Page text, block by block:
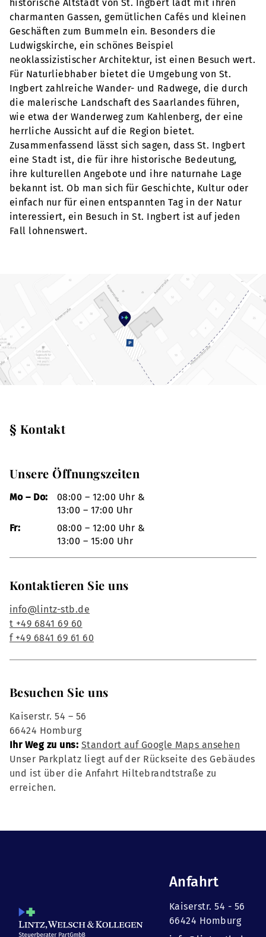
historische Altstadt von St. Ingbert lädt mit ihren
charmanten Gassen, gemütlichen Cafés und kleinen
Geschäften zum Bummeln ein. Besonders die
Ludwigskirche, ein schönes Beispiel
neoklassizistischer Architektur, ist einen Besuch wert.
Für Naturliebhaber bietet die Umgebung von St.
Ingbert zahlreiche Wander- und Radwege, die durch
die malerische Landschaft des Saarlandes führen,
wie etwa der Wanderweg zum Kahlenberg, der eine
herrliche Aussicht auf die Region bietet.
Zusammenfassend lässt sich sagen, dass St. Ingbert
eine Stadt ist, die für ihre historische Bedeutung,
ihre kulturellen Angebote und ihre naturnahe Lage
bekannt ist. Ob man sich für Geschichte, Kultur oder
einfach nur für einen entspannten Tag in der Natur
interessiert, ein Besuch in St. Ingbert ist auf jeden
Fall lohnenswert.
§ Kontakt
Unsere Öffnungszeiten
Mo – Do:
08:00 – 12:00 Uhr &
13:00 – 17:00 Uhr
Fr:
08:00 – 12:00 Uhr &
13:00 – 15:00 Uhr
Kontaktieren Sie uns
info@lintz-stb.de
t +49 6841 69 60
f +49 6841 69 61 60
Besuchen Sie uns
Kaiserstr. 54 – 56
66424 Homburg
Ihr Weg zu uns: Standort auf Google Maps ansehen
Unser Parkplatz liegt auf der Rückseite des Gebäudes
und ist über die Anfahrt Hiltebrandtstraße zu
erreichen.
Anfahrt
Kaiserstr. 54 - 56
66424 Homburg